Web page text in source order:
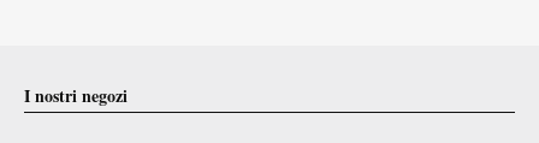
I nostri negozi